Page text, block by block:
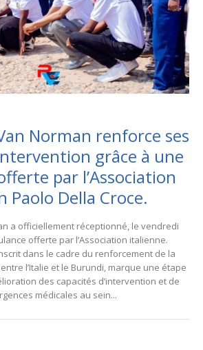
Norman renforce ses
grâce à une
par l’Association
Paolo Della Croce.
a officiellement réceptionné, le vendredi
offerte par l’Association italienne.
dans le cadre du renforcement de la
l’Italie et le Burundi, marque une étape
des capacités d’intervention et de
médicales au sein...